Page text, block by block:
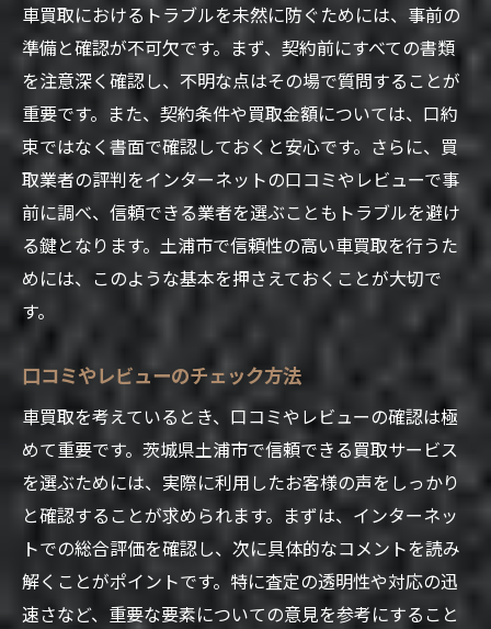
車買取におけるトラブルを未然に防ぐためには、事前の
準備と確認が不可欠です。まず、契約前にすべての書類
を注意深く確認し、不明な点はその場で質問することが
重要です。また、契約条件や買取金額については、口約
束ではなく書面で確認しておくと安心です。さらに、買
取業者の評判をインターネットの口コミやレビューで事
前に調べ、信頼できる業者を選ぶこともトラブルを避け
る鍵となります。土浦市で信頼性の高い車買取を行うた
めには、このような基本を押さえておくことが大切で
す。
口コミやレビューのチェック方法
車買取を考えているとき、口コミやレビューの確認は極
めて重要です。茨城県土浦市で信頼できる買取サービス
を選ぶためには、実際に利用したお客様の声をしっかり
と確認することが求められます。まずは、インターネッ
トでの総合評価を確認し、次に具体的なコメントを読み
解くことがポイントです。特に査定の透明性や対応の迅
速さなど、重要な要素についての意見を参考にすること